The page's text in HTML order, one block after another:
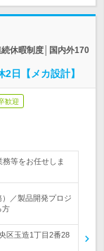
休暇制度│国内外170
日【メカ設計】
歓迎
等をお任せしま
）／製品開発プロジ
方
区玉造1丁目2番28